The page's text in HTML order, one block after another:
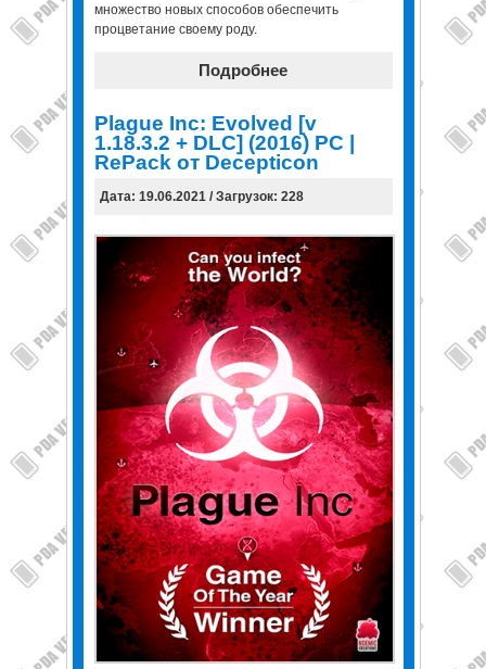
множество новых способов обеспечить
процветание своему роду.
Подробнее
Plague Inc: Evolved [v
1.18.3.2 + DLC] (2016) PC |
RePack от Decepticon
Дата: 19.06.2021 / Загрузок: 228